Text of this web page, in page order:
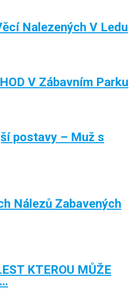
Nalezených V Ledu
V Zábavním Parku
postavy – Muž s
Nálezů Zabavených
KTEROU MŮŽE